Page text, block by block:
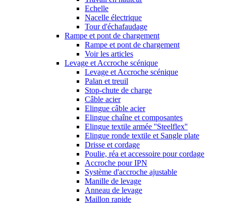
Echelle
Nacelle électrique
Tour d'échafaudage
Rampe et pont de chargement
Rampe et pont de chargement
Voir les articles
Levage et Accroche scénique
Levage et Accroche scénique
Palan et treuil
Stop-chute de charge
Câble acier
Elingue câble acier
Elingue chaîne et composantes
Elingue textile armée ''Steelflex''
Elingue ronde textile et Sangle plate
Drisse et cordage
Poulie, réa et accessoire pour cordage
Accroche pour IPN
Système d'accroche ajustable
Manille de levage
Anneau de levage
Maillon rapide